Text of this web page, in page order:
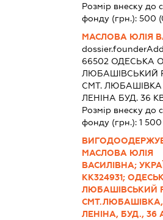
Розмір внеску до
фонду (грн.): 500
МАСЛОВА ЮЛІЯ
66502 ОДЕСЬКА
ЛЮБАШIВСЬКИЙ
СМТ. ЛЮБАШІВКА
ЛЕНІНА БУД. 36
Розмір внеску до
фонду (грн.): 1 500
МАСЛОВА ЮЛІЯ
ВАСИЛІВНА;
КК324931;
ЛЮБАШІВСЬКИЙ
СМТ.ЛЮБАШІВКА,
ЛЕНІНА, БУД., 36